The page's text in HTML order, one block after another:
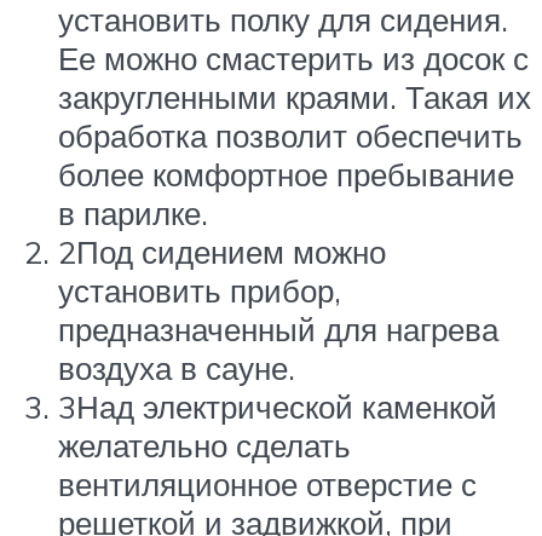
установить полку для сидения.
Ее можно смастерить из досок с
закругленными краями. Такая их
обработка позволит обеспечить
более комфортное пребывание
в парилке.
2Под сидением можно
установить прибор,
предназначенный для нагрева
воздуха в сауне.
3Над электрической каменкой
желательно сделать
вентиляционное отверстие с
решеткой и задвижкой, при